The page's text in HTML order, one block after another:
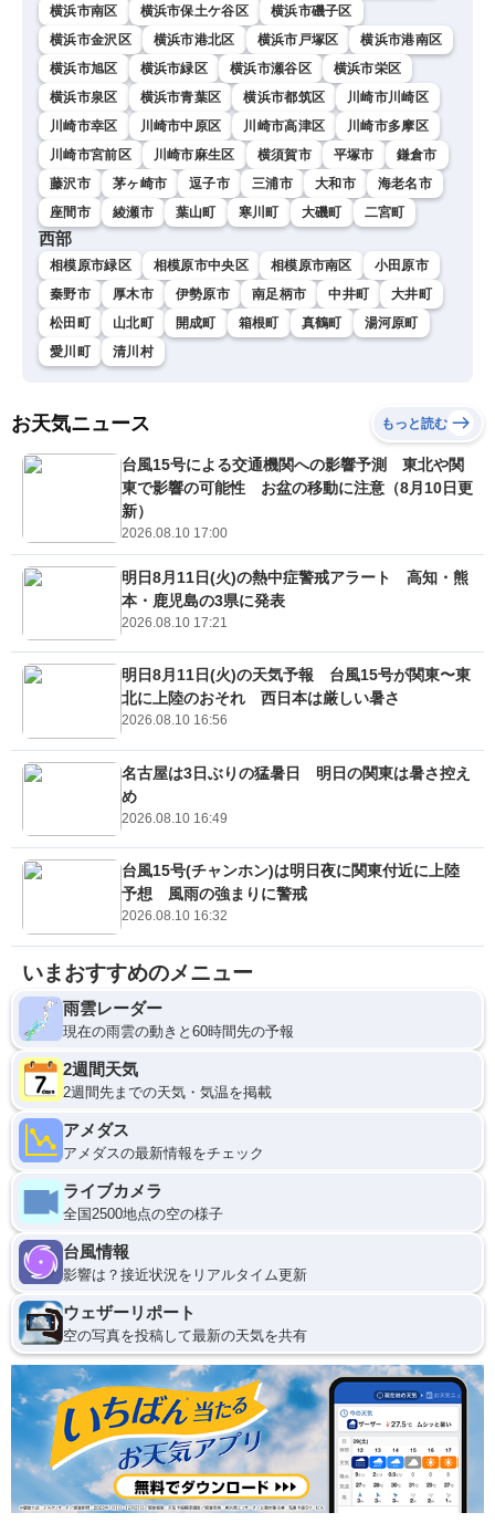
横浜市南区 横浜市保土ケ谷区
横浜市磯子区
横浜市金沢区
横浜市港北区 横浜市戸塚区
横浜市港南区
横浜市旭区
横浜市緑区 横浜市瀬谷区
横浜市栄区
横浜市泉区
横浜市青葉区 横浜市都筑区
川崎市川崎区
川崎市幸区
川崎市中原区 川崎市高津区
川崎市多摩区
川崎市宮前区
川崎市麻生区 横須賀市 平塚市
鎌倉市
藤沢市
茅ヶ崎市 逗子市 三浦市 大和市
海老名市
座間市
綾瀬市 葉山町 寒川町 大磯町 二宮町
西部
相模原市緑区 相模原市中央区 相模原市南区
小田原市
秦野市
厚木市 伊勢原市 南足柄市 中井町
大井町
松田町
山北町 開成町 箱根町 真鶴町
湯河原町
愛川町
清川村
お天気ニュース もっと読む
台風15号による交通機関への影響予測 東北や関
東で影響の可能性 お盆の移動に注意（8月10日更
新）
2026.08.10 17:00
明日8月11日(火)の熱中症警戒アラート 高知・熊
本・鹿児島の3県に発表
2026.08.10 17:21
明日8月11日(火)の天気予報 台風15号が関東〜東
北に上陸のおそれ 西日本は厳しい暑さ
2026.08.10 16:56
名古屋は3日ぶりの猛暑日 明日の関東は暑さ控え
め
2026.08.10 16:49
台風15号(チャンホン)は明日夜に関東付近に上陸
予想 風雨の強まりに警戒
2026.08.10 16:32
いまおすすめのメニュー
雨雲レーダー
現在の雨雲の動きと60時間先の予報
2週間天気
2週間先までの天気・気温を掲載
アメダス
アメダスの最新情報をチェック
ライブカメラ
全国2500地点の空の様子
台風情報
影響は？接近状況をリアルタイム更新
ウェザーリポート
空の写真を投稿して最新の天気を共有